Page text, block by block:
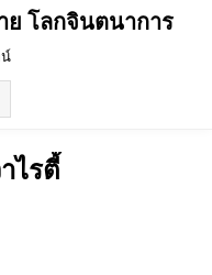
ย โลกจินตนาการ
ไรตี้